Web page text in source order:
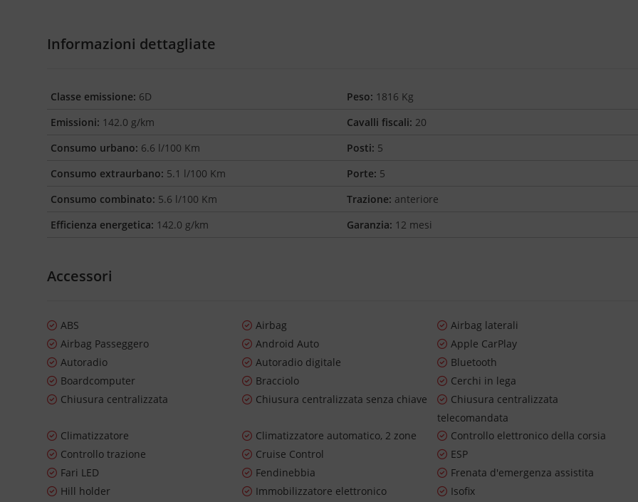
Informazioni dettagliate
Classe emissione: 6D
Emissioni: 142.0 g/km
Consumo urbano: 6.6 l/100 Km
Consumo extraurbano: 5.1 l/100 Km
Consumo combinato: 5.6 l/100 Km
Efficienza energetica: 142.0 g/km
Peso: 1816 Kg
Cavalli fiscali: 20
Posti: 5
Porte: 5
Trazione: anteriore
Garanzia: 12 mesi
Accessori
ABS Airbag
Airbag laterali
Airbag Passeggero
Android Auto
Apple CarPlay
Autoradio
Autoradio digitale
Bluetooth
Boardcomputer
Bracciolo
Cerchi in lega
Chiusura centralizzata
Chiusura centralizzata senza chiave
Chiusura centralizzata
telecomandata
Climatizzatore
Climatizzatore automatico, 2 zone
Controllo elettronico della corsia
Controllo trazione
Cruise Control
ESP
Fari LED
Fendinebbia
Frenata d'emergenza assistita
Hill holder
Immobilizzatore elettronico
Isofix